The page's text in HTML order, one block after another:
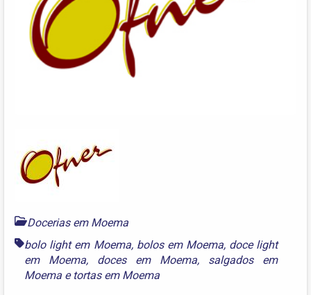
Docerias em Moema
bolo light em Moema, bolos em Moema, doce light
em Moema, doces em Moema, salgados em
Moema e tortas em Moema